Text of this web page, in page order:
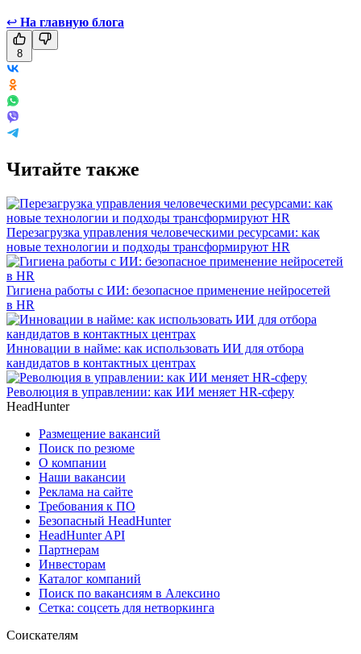
↩ На главную блога
8
Читайте также
Перезагрузка управления человеческими ресурсами: как
новые технологии и подходы трансформируют HR
Гигиена работы с ИИ: безопасное применение нейросетей
в HR
Инновации в найме: как использовать ИИ для отбора
кандидатов в контактных центрах
Революция в управлении: как ИИ меняет HR-сферу
HeadHunter
Размещение вакансий
Поиск по резюме
О компании
Наши вакансии
Реклама на сайте
Требования к ПО
Безопасный HeadHunter
HeadHunter API
Партнерам
Инвесторам
Каталог компаний
Поиск по вакансиям в Алексино
Сетка: соцсеть для нетворкинга
Соискателям